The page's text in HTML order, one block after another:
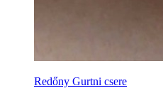
Redőny Gurtni csere